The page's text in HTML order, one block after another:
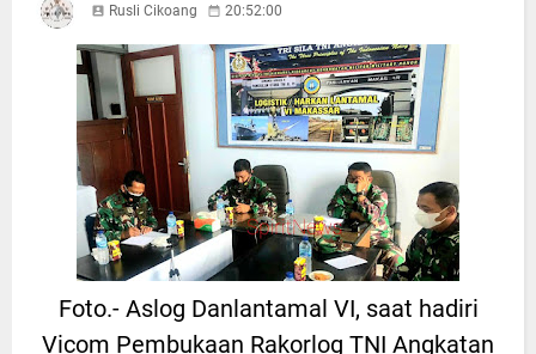
Rusli Cikoang 20:52:00
Foto.- Aslog Danlantamal VI, saat hadiri
Vicom Pembukaan Rakorlog TNI Angkatan